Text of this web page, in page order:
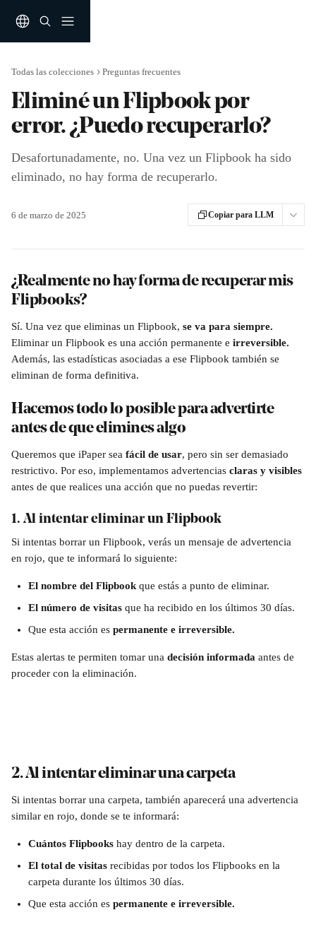
Todas las colecciones Preguntas frecuentes
Eliminé un Flipbook por
error. ¿Puedo recuperarlo?
Desafortunadamente, no. Una vez un Flipbook ha sido
eliminado, no hay forma de recuperarlo.
6 de marzo de 2025 Copiar para LLM
¿Realmente no hay forma de recuperar mis
Flipbooks?
Sí. Una vez que eliminas un Flipbook, se va para siempre.
Eliminar un Flipbook es una acción permanente e irreversible.
Además, las estadísticas asociadas a ese Flipbook también se
eliminan de forma definitiva.
Hacemos todo lo posible para advertirte
antes de que elimines algo
Queremos que iPaper sea fácil de usar, pero sin ser demasiado
restrictivo. Por eso, implementamos advertencias claras y visibles
antes de que realices una acción que no puedas revertir:
1. Al intentar eliminar un Flipbook
Si intentas borrar un Flipbook, verás un mensaje de advertencia
en rojo, que te informará lo siguiente:
El nombre del Flipbook que estás a punto de eliminar.
El número de visitas que ha recibido en los últimos 30 días.
Que esta acción es permanente e irreversible.
Estas alertas te permiten tomar una decisión informada antes de
proceder con la eliminación.
2. Al intentar eliminar una carpeta
Si intentas borrar una carpeta, también aparecerá una advertencia
similar en rojo, donde se te informará:
Cuántos Flipbooks hay dentro de la carpeta.
El total de visitas recibidas por todos los Flipbooks en la
carpeta durante los últimos 30 días.
Que esta acción es permanente e irreversible.